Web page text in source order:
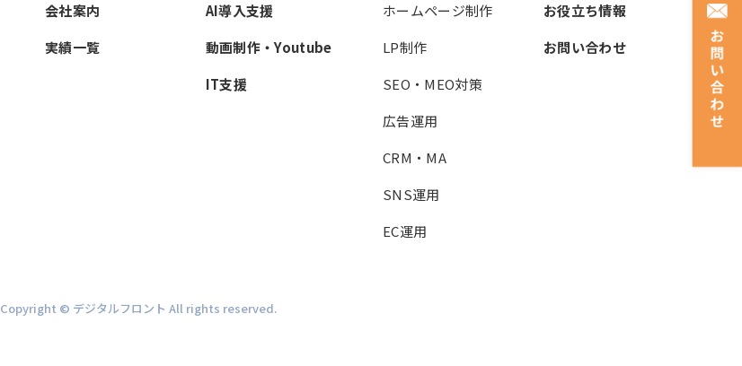
会社案内
実績一覧
AI導入支援
動画制作・Youtube
IT支援
ホームページ制作
LP制作
SEO・MEO対策
広告運用
CRM・MA
SNS運用
EC運用
お役立ち情報
お問い合わせ
Copyright © デジタルフロント All rights reserved.